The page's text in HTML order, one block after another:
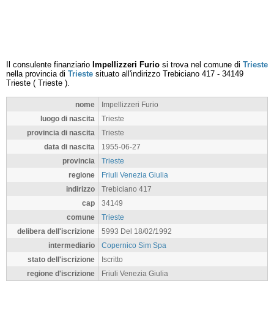
Il consulente finanziario Impellizzeri Furio si trova nel comune di Trieste
nella provincia di Trieste situato all'indirizzo Trebiciano 417 - 34149
Trieste ( Trieste ).
nome
Impellizzeri Furio
luogo di nascita
Trieste
provincia di nascita
Trieste
data di nascita
1955-06-27
provincia
Trieste
regione
Friuli Venezia Giulia
indirizzo
Trebiciano 417
cap
34149
comune
Trieste
delibera dell'iscrizione
5993 Del 18/02/1992
intermediario
Copernico Sim Spa
stato dell'iscrizione
Iscritto
regione d'iscrizione
Friuli Venezia Giulia